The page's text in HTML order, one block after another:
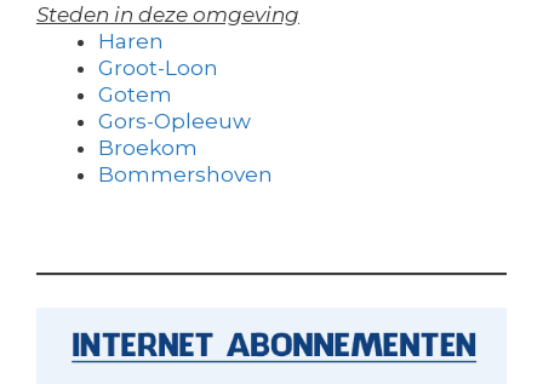
Steden in deze omgeving
Haren
Groot-Loon
Gotem
Gors-Opleeuw
Broekom
Bommershoven